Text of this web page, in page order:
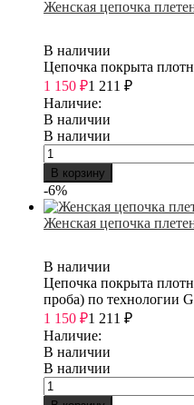
Женская цепочка
В наличии
Цепочка покрыта
1 150 ₽1 211 ₽
Наличие:
В наличии
В наличии
В корзину
-6%
Женская цепочка
В наличии
Цепочка покрыта
проба) по технологии
1 150 ₽1 211 ₽
Наличие:
В наличии
В наличии